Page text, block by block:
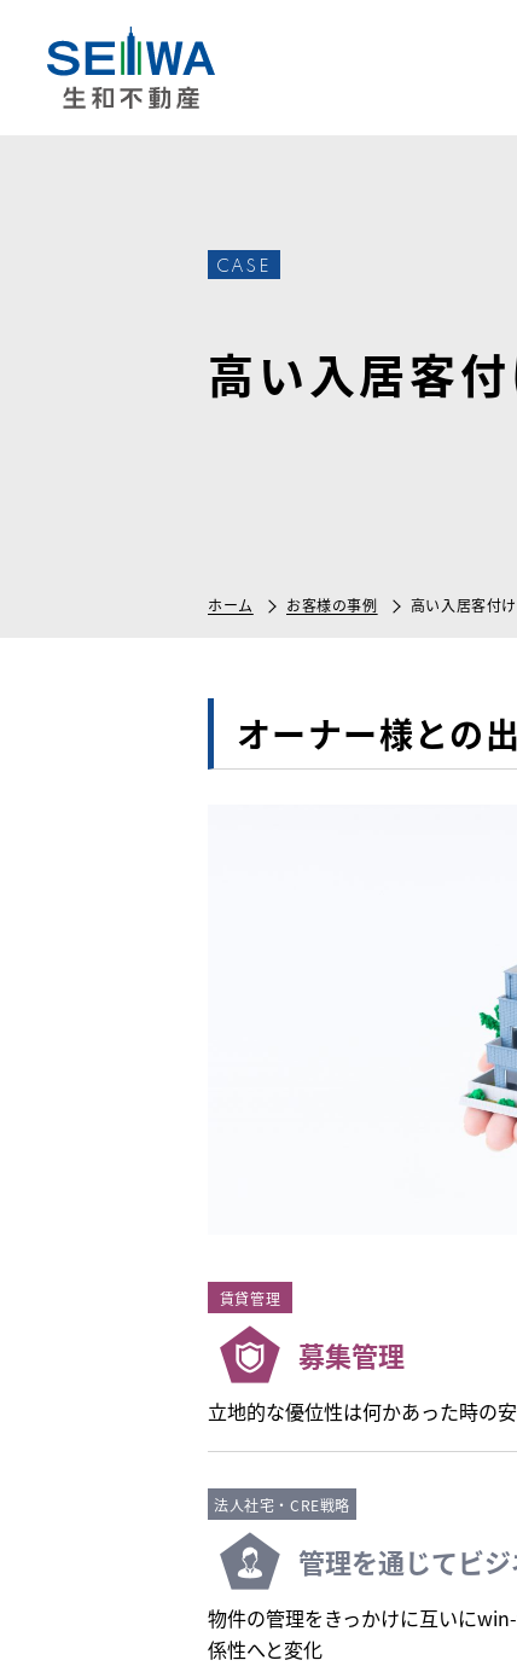
CASE
高い入居客
ホーム お客様の事例 高い入居客付
オーナー様との
賃貸管理
募集管理
立地的な優位性は何かあった時の安
法人社宅・CRE戦略
管理を通じてビ
物件の管理をきっかけに互いに
係性へと変化